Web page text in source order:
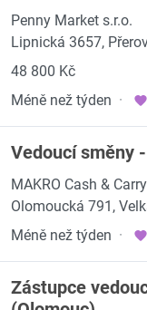
Penny Market s.r.o.
Lipnická 3657,
48 800 Kč
Méně než týden ·
Vedoucí směny
MAKRO Cash &
Olomoucká 791,
Méně než týden ·
Zástupce